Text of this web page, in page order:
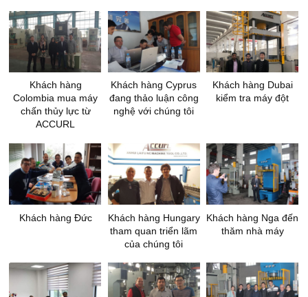
Khách hàng
Colombia mua máy
chấn thủy lực từ
ACCURL
Khách hàng Cyprus
đang thảo luận công
nghệ với chúng tôi
Khách hàng Dubai
kiểm tra máy đột
Khách hàng Đức
Khách hàng Hungary
tham quan triển lãm
của chúng tôi
Khách hàng Nga đến
thăm nhà máy